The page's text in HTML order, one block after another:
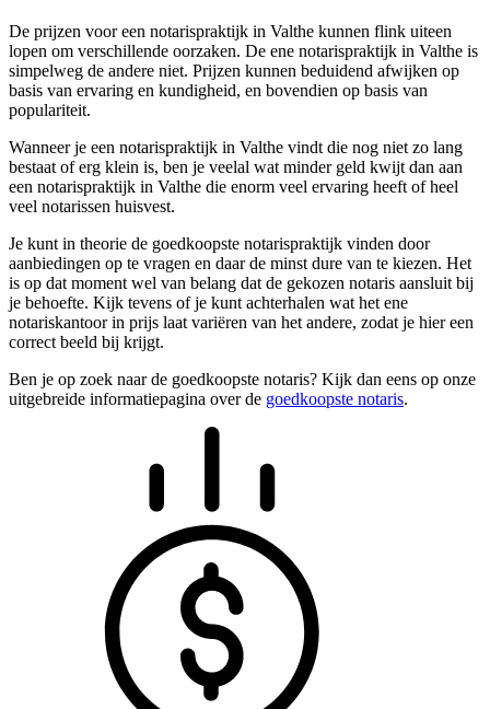
De prijzen voor een notarispraktijk in Valthe kunnen flink uiteen
lopen om verschillende oorzaken. De ene notarispraktijk in Valthe is
simpelweg de andere niet. Prijzen kunnen beduidend afwijken op
basis van ervaring en kundigheid, en bovendien op basis van
populariteit.
Wanneer je een notarispraktijk in Valthe vindt die nog niet zo lang
bestaat of erg klein is, ben je veelal wat minder geld kwijt dan aan
een notarispraktijk in Valthe die enorm veel ervaring heeft of heel
veel notarissen huisvest.
Je kunt in theorie de goedkoopste notarispraktijk vinden door
aanbiedingen op te vragen en daar de minst dure van te kiezen. Het
is op dat moment wel van belang dat de gekozen notaris aansluit bij
je behoefte. Kijk tevens of je kunt achterhalen wat het ene
notariskantoor in prijs laat variëren van het andere, zodat je hier een
correct beeld bij krijgt.
Ben je op zoek naar de goedkoopste notaris? Kijk dan eens op onze
uitgebreide informatiepagina over de goedkoopste notaris.